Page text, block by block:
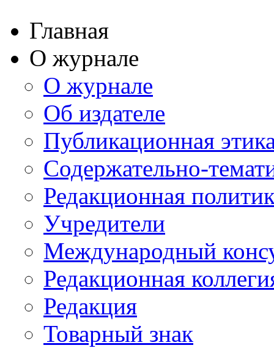
Главная
О журнале
О журнале
Об издателе
Публикационная
Содержательно-
Редакционная
Учредители
Международный
Редакционная
Редакция
Товарный знак